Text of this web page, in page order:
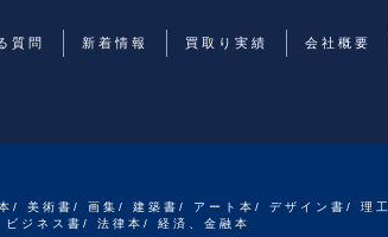
質問 新着情報 買取り実績 会社概要
美術書/ 画集/ 建築書/ アート本/ デザイン書/ 理工
ジネス書/ 法律本/ 経済、金融本